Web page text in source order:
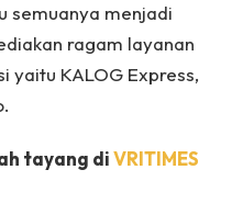
semuanya menjadi
ragam layanan
yaitu KALOG Express,
tayang diVRITIMES